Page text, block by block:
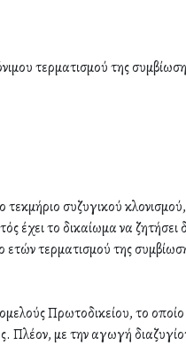
τερματισμού της
συζυγικού
το δικαίωμα να ζητήσει
τερματισμού της
Πρωτοδικείου, το οποίο
Πλέον, με την αγωγή